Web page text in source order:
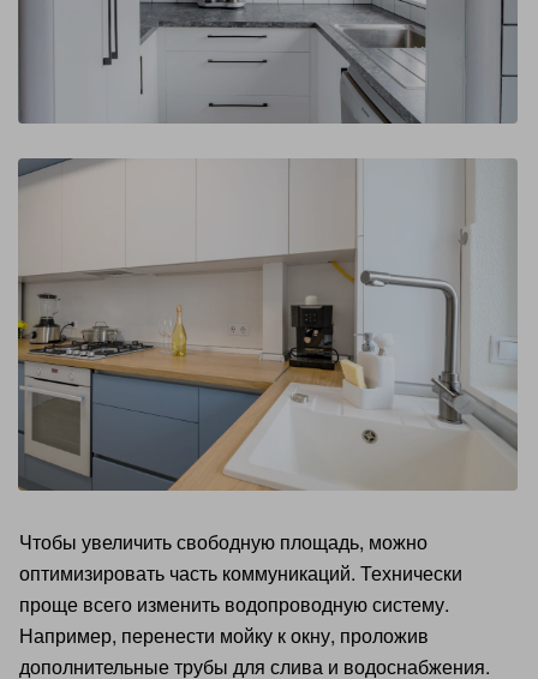
Чтобы увеличить свободную площадь, можно
оптимизировать часть коммуникаций. Технически
проще всего изменить водопроводную систему.
Например, перенести мойку к окну, проложив
дополнительные трубы для слива и водоснабжения.